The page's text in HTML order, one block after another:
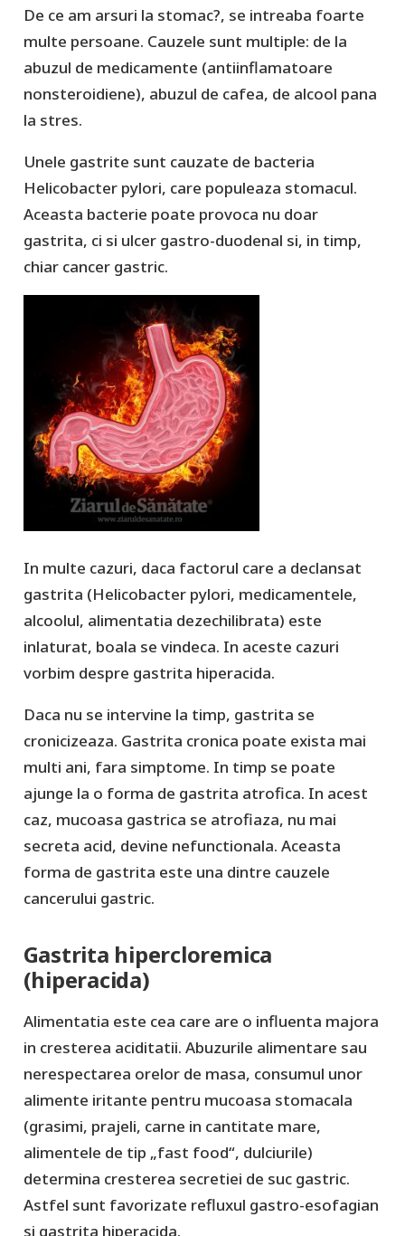
De ce am arsuri la stomac?, se intreaba foarte
multe persoane. Cauzele sunt multiple: de la
abuzul de medicamente (antiinflamatoare
nonsteroidiene), abuzul de cafea, de alcool pana
la stres.
Unele gastrite sunt cauzate de bacteria
Helicobacter pylori, care populeaza stomacul.
Aceasta bacterie poate provoca nu doar
gastrita, ci si ulcer gastro-duodenal si, in timp,
chiar cancer gastric.
In multe cazuri, daca factorul care a declansat
gastrita (Helicobacter pylori, medicamentele,
alcoolul, alimentatia dezechilibrata) este
inlaturat, boala se vindeca. In aceste cazuri
vorbim despre gastrita hiperacida.
Daca nu se intervine la timp, gastrita se
cronicizeaza. Gastrita cronica poate exista mai
multi ani, fara simptome. In timp se poate
ajunge la o forma de gastrita atrofica. In acest
caz, mucoasa gastrica se atrofiaza, nu mai
secreta acid, devine nefunctionala. Aceasta
forma de gastrita este una dintre cauzele
cancerului gastric.
Gastrita hipercloremica
(hiperacida)
Alimentatia este cea care are o influenta majora
in cresterea aciditatii. Abuzurile alimentare sau
nerespectarea orelor de masa, consumul unor
alimente iritante pentru mucoasa stomacala
(grasimi, prajeli, carne in cantitate mare,
alimentele de tip „fast food“, dulciurile)
determina cresterea secretiei de suc gastric.
Astfel sunt favorizate refluxul gastro-esofagian
si gastrita hiperacida.